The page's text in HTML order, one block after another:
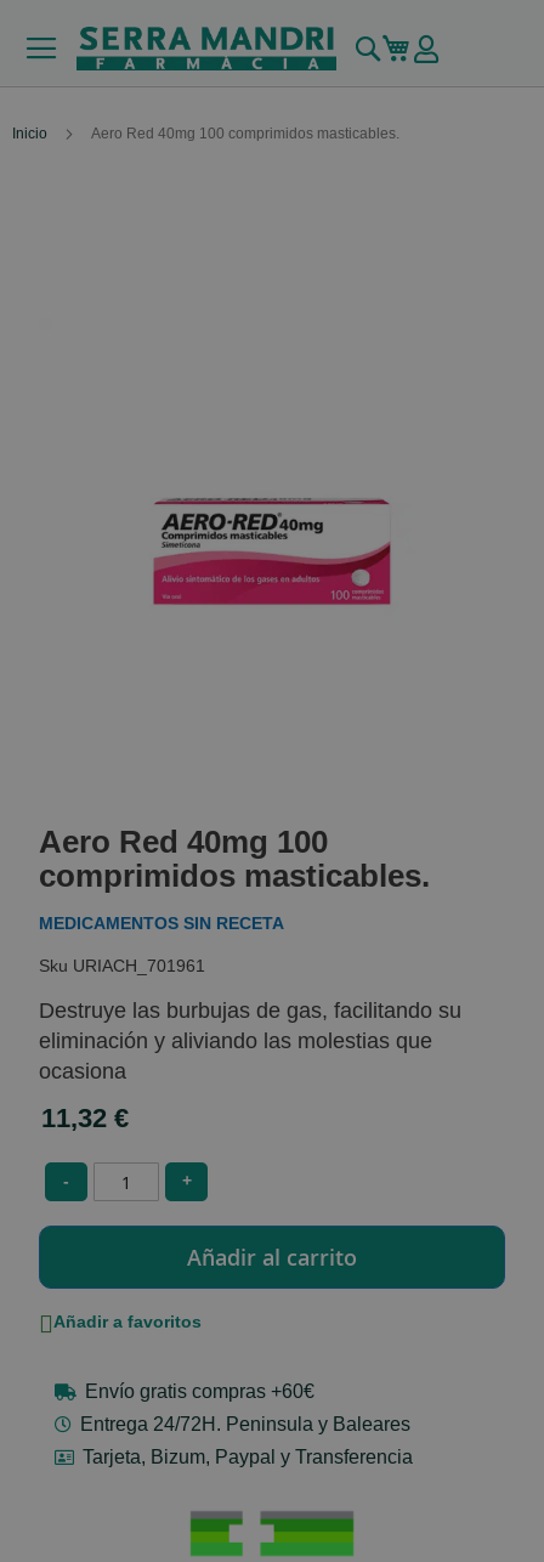
Buscar
Mi carrito
Inicio Aero Red 40mg 100 comprimidos masticables.
the
beginning
of
the
gallery
Aero Red 40mg 100
comprimidos masticables.
MEDICAMENTOS SIN RECETA
URIACH_701961
Destruye las burbujas de gas, facilitando su
eliminación y aliviando las molestias que
ocasiona
11,32 €
- +
Añadir a favoritos
Envío gratis compras +60€
Entrega 24/72H. Peninsula y Baleares
Tarjeta, Bizum, Paypal y Transferencia